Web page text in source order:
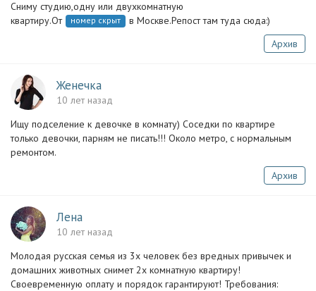
Сниму студию,одну или двухкомнатную
квартиру.От
номер скрыт
в Москве.Репост там туда сюда:)
Архив
Женечка
10 лет назад
Ищу подселение к девочке в комнату) Соседки по квартире
только девочки, парням не писать!!! Около метро, с нормальным
ремонтом.
Архив
Лена
10 лет назад
Молодая русская семья из 3х человек без вредных привычек и
домашних животных снимет 2х комнатную квартиру!
Своевременную оплату и порядок гарантируют! Требования: